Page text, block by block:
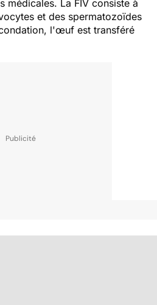
médicales. La FIV consiste à
et des spermatozoïdes
l'œuf est transféré